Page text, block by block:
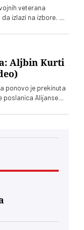
veterana
izlazi na izbore. Oni
Aljbin Kurti
ponovo je prekinuta
poslanica Alijanse